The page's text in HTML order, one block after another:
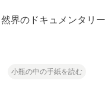
界のドキュメンタリ
小瓶の中の手紙を読む